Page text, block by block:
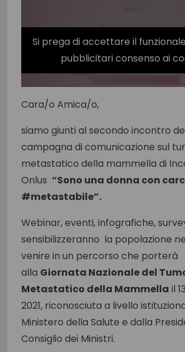
Si prega di accettare il
pubblicitari consenso ai
Cara/o Amica/o,
siamo giunti al secondo incontro
campagna di comunicazione sul
metastatico della mammella di
Onlus “Sono una donna con
#metastabile”.
Webinar, eventi, infografiche,
sensibilizzeranno la popolazione
venire in un percorso che porterà
alla Giornata Nazionale del
Metastatico della Mammella il
2021, riconosciuta a livello
Ministero della Salute e dalla
Consiglio dei Ministri.